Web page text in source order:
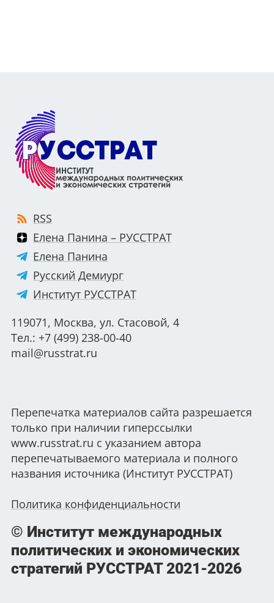
RSS
Елена Панина – РУССТРАТ
Елена Панина
Русский Демиург
Институт РУССТРАТ
119071, Москва, ул. Стасовой, 4
Тел.: +7 (499) 238-00-40
mail@russtrat.ru
Перепечатка материалов сайта разрешается
только при наличии гиперссылки
www.russtrat.ru с указанием автора
перепечатываемого материала и полного
названия источника (Институт РУССТРАТ)
Политика конфиденциальности
© Институт международных
политических и экономических
стратегий РУССТРАТ2021-2026